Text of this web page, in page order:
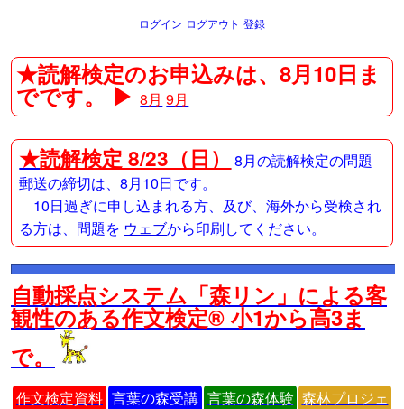
ログイン ログアウト 登録
★読解検定のお申込みは、8月10日ま
でです。 ▶8月 9月
★読解検定 8/23（日）
8月の読解検定の問題
郵送の締切は、8月10日です。
10日過ぎに申し込まれる方、及び、海外から受検され
る方は、問題を ウェブから印刷してください。
自動採点システム「森リン」による客
観性のある作文検定® 小1から高3ま
で。
作文検定資料 言葉の森受講 言葉の森体験 森林プロジェ